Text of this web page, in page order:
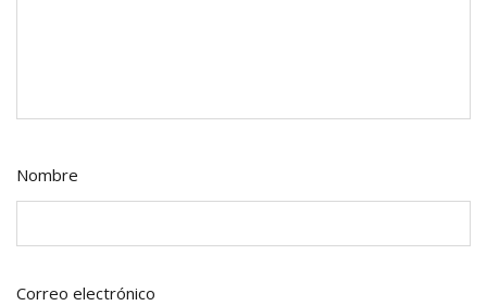
Nombre
Correo electrónico